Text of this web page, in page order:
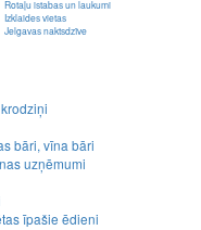
Rotaļu istabas un laukumi
Izklaides vietas
Jelgavas naktsdzīve
bāri, vīna bāri
uzņēmumi
īpašie ēdieni